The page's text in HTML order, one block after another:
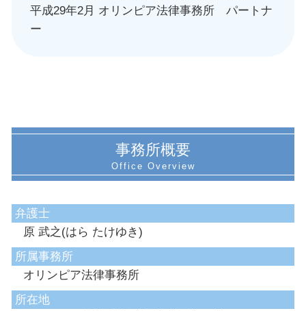
平成29年2月 オリンピア法律事務所 パートナ
ー
事務所概要
弁護士
原 武之(はら たけゆき)
所属事務所
オリンピア法律事務所
所在地